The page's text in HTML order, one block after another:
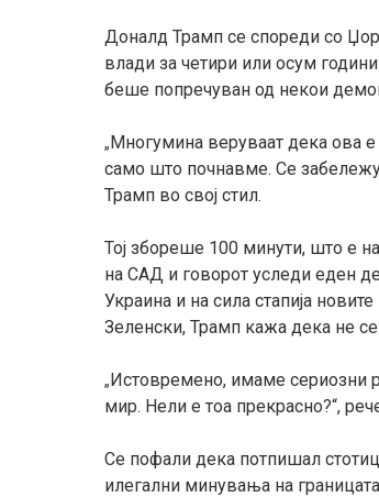
Доналд Трамп се спореди со
влади за четири или осум
беше попречуван од некои
„ Многумина веруваат дека ова е
само што почнавме. Се
Трамп во свој стил.
Тој збореше 100 минути, што е
на САД и говорот уследи еден
Украина и на сила стапија
Зеленски, Трамп кажа дека не
„Истовремено, имаме сериозни
мир. Нели е тоа прекрасно?“,
Се пофали дека потпишал
илегални минувања на